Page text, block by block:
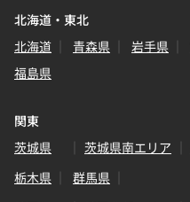
北海道・東北
北海道
青森県 岩手県
福島県
関東
茨城県
茨城県南エリア
栃木県
群馬県